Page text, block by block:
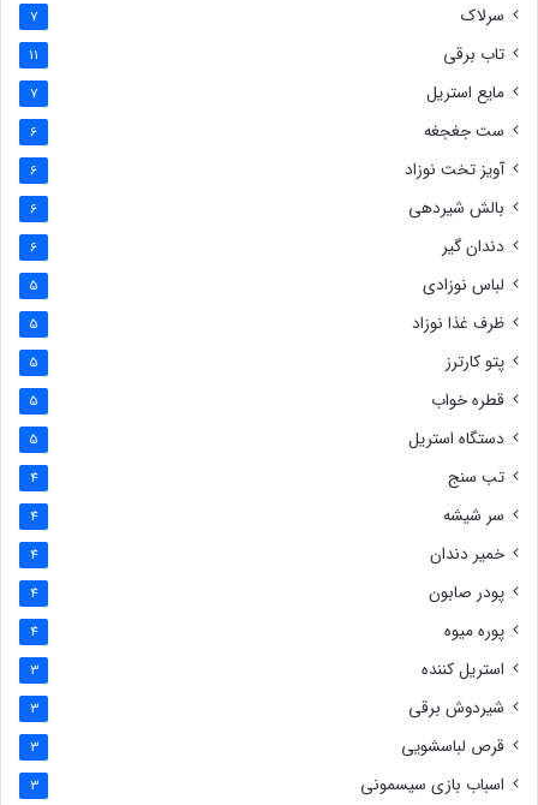
سرلاک 7
تاب برقی 11
مایع استریل 7
ست جغجغه 6
آویز تخت نوزاد 6
بالش شیردهی 6
دندان گیر 6
لباس نوزادی 5
ظرف غذا نوزاد 5
پتو کارترز 5
قطره خواب 5
دستگاه استریل 5
تب سنج 4
سر شیشه 4
خمیر دندان 4
پودر صابون 4
پوره میوه 4
استریل کننده 3
شیردوش برقی 3
قرص لباسشویی 3
اسباب بازی سیسمونی 3